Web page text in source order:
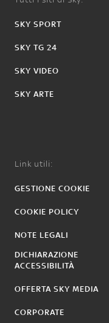
SKY SPORT
SKY TG 24
SKY VIDEO
SKY ARTE
Link utili:
GESTIONE COOKIE
COOKIE POLICY
NOTE LEGALI
DICHIARAZIONE
ACCESSIBILITÀ
OFFERTA SKY MEDIA
CORPORATE